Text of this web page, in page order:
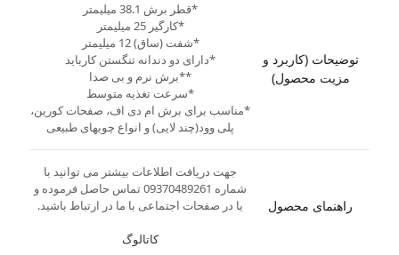
توضیحات (کاربرد و
مزیت محصول)
*قطر برش 38.1 میلیمتر
*کارگیر 25 میلیمتر
*شفت (ساق) 12 میلیمتر
*دارای دو دندانه تنگستن کارباید
**برش نرم و بی صدا
*سرعت تغذیه متوسط
*مناسب برای برش ام دی اف، صفحات کورین،
پلی وود(چند لایی) و انواع چوبهای طبیعی
راهنمای محصول
جهت دریافت اطلاعات بیشتر می توانید با
شماره 09370489261 تماس حاصل فرموده و
یا در صفحات اجتماعی با ما در ارتباط باشید.
کاتالوگ